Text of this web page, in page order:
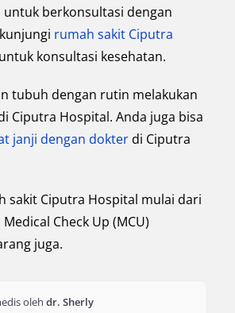
berkonsultasi dengan
rumah sakit Ciputra
konsultasi kesehatan.
tubuh dengan rutin melakukan
Ciputra Hospital. Anda juga bisa
janji dengan dokter di Ciputra
sakit Ciputra Hospital mulai dari
Check Up (MCU)
juga.
oleh dr. Sherly